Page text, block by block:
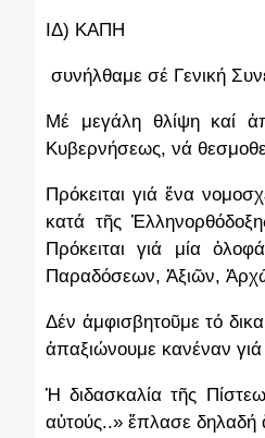
ΙΔ) ΚΑΠΗ
συνήλθαμε σέ Γενική
Μέ μεγάλη θλίψη καί
Κυβερνήσεως, νά
Πρόκειται γιά ἕνα
κατά τῆς
Πρόκειται γιά μία
Παραδόσεων, Ἀξιῶν,
Δέν ἀμφισβητοῦμε τό
ἀπαξιώνουμε κανέναν
Ἡ διδασκαλία τῆς
αὐτούς..» ἔπλασε δηλαδή